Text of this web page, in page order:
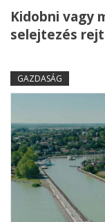
Kidobni vagy
selejtezés
GAZDASÁG